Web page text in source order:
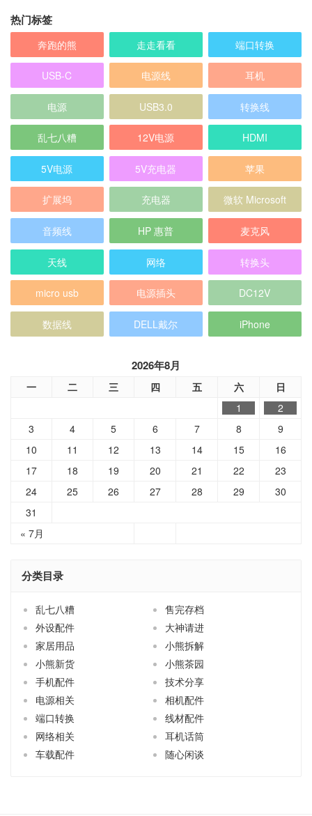
热门标签
奔跑的熊 走走看看 端口转换
USB-C 电源线 耳机
电源 USB3.0 转换线
乱七八糟 12V电源 HDMI
5V电源 5V充电器 苹果
扩展坞 充电器 微软 Microsoft
音频线 HP 惠普 麦克风
天线 网络 转换头
micro usb 电源插头 DC12V
数据线 DELL戴尔 iPhone
2026年8月
一 二 三 四 五 六 日
« 7月
1
2
3
4 5 6 7 8
9
10
11 12 13 14 15
16
17
18 19 20 21 22
23
24
25 26 27 28 29
30
31
分类目录
乱七八糟
售完存档
外设配件
大神请进
家居用品
小熊拆解
小熊新货
小熊茶园
手机配件
技术分享
电源相关
相机配件
端口转换
线材配件
网络相关
耳机话筒
车载配件
随心闲谈